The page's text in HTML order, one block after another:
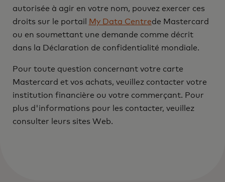
autorisée à agir en votre nom, pouvez exercer ces
droits sur le portail
My Data Centrede Mastercard
ou en soumettant une demande comme décrit
dans la Déclaration de confidentialité mondiale.
Pour toute question concernant votre carte
Mastercard et vos achats, veuillez contacter votre
institution financière ou votre commerçant. Pour
plus d'informations pour les contacter, veuillez
consulter leurs sites Web.